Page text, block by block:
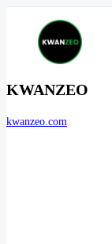
KWANZEO
kwanzeo.com